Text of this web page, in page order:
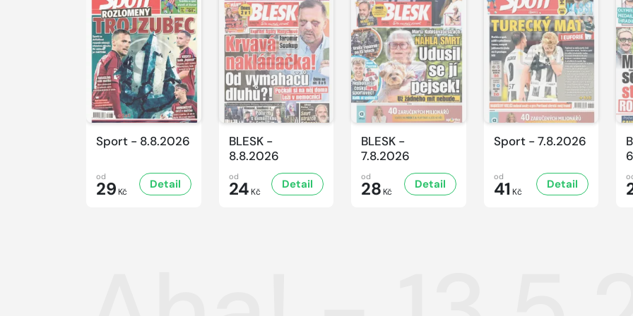
Sport - 8.8.2026
od
29 Kč
Detail
BLESK -
8.8.2026
od
24 Kč
Detail
BLESK -
7.8.2026
od
28 Kč
Detail
Sport - 7.8.2026
od
41 Kč
Detail